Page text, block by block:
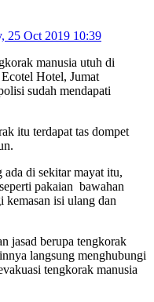
25 Oct 2019 10:39
manusia utuh di
Hotel, Jumat
sudah mendapati
itu terdapat tas dompet
ada di sekitar mayat itu,
pakaian bawahan
kemasan isi ulang dan
jasad berupa tengkorak
langsung menghubungi
tengkorak manusia